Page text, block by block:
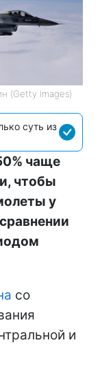
(Getty Images)
суть из
чаще
чтобы
у
со
и